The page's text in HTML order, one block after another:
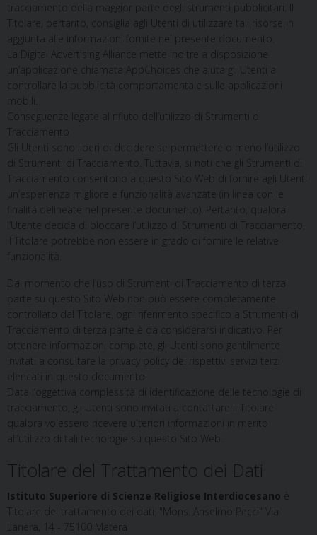
tracciamento della maggior parte degli strumenti pubblicitari. Il
Titolare, pertanto, consiglia agli Utenti di utilizzare tali risorse in
aggiunta alle informazioni fornite nel presente documento.
La Digital Advertising Alliance mette inoltre a disposizione
un’applicazione chiamata AppChoices che aiuta gli Utenti a
controllare la pubblicità comportamentale sulle applicazioni
mobili.
Conseguenze legate al rifiuto dell’utilizzo di Strumenti di
Tracciamento
Gli Utenti sono liberi di decidere se permettere o meno l’utilizzo
di Strumenti di Tracciamento. Tuttavia, si noti che gli Strumenti di
Tracciamento consentono a questo Sito Web di fornire agli Utenti
un’esperienza migliore e funzionalità avanzate (in linea con le
finalità delineate nel presente documento). Pertanto, qualora
l’Utente decida di bloccare l’utilizzo di Strumenti di Tracciamento,
il Titolare potrebbe non essere in grado di fornire le relative
funzionalità.
Dal momento che l’uso di Strumenti di Tracciamento di terza
parte su questo Sito Web non può essere completamente
controllato dal Titolare, ogni riferimento specifico a Strumenti di
Tracciamento di terza parte è da considerarsi indicativo. Per
ottenere informazioni complete, gli Utenti sono gentilmente
invitati a consultare la privacy policy dei rispettivi servizi terzi
elencati in questo documento.
Data l’oggettiva complessità di identificazione delle tecnologie di
tracciamento, gli Utenti sono invitati a contattare il Titolare
qualora volessero ricevere ulteriori informazioni in merito
all’utilizzo di tali tecnologie su questo Sito Web.
Titolare del Trattamento dei Dati
Istituto Superiore di Scienze Religiose Interdiocesano
Titolare del trattamento dei dati. "Mons. Anselmo Pecci" Via
Lanera, 14 - 75100 Matera